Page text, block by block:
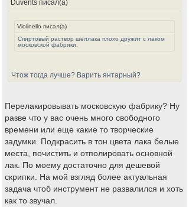
Duvents писал(а)
Violinello писал(а)
Спиртовый раствор шеллака плохо дружит с лаком
московской фабрики.
Чтож тогда лучше? Варить янтарный?
Перелакировывать московскую фабрику? Ну
разве что у вас очень много свободного
времени или еще какие то творческие
задумки. Подкрасить в тон цвета лака белые
места, почистить и отполировать основной
лак. По моему достаточно для дешевой
скрипки. На мой взгляд более актуальная
задача чтоб инструмент не развалился и хоть
как то звучал.